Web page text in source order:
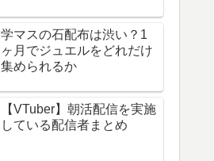
学マスの石配布は渋い？1
ヶ月でジュエルをどれだけ
集められるか
【VTuber】朝活配信を実施
している配信者まとめ